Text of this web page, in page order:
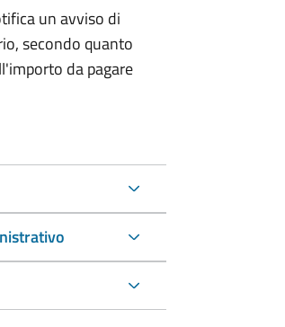
un avviso di
secondo quanto
da pagare